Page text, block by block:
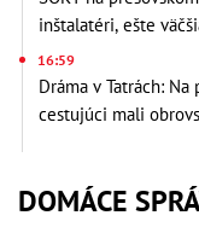
inštalatéri, ešte
16:59
Dráma v Tatrách:
cestujúci mali
DOMÁCE